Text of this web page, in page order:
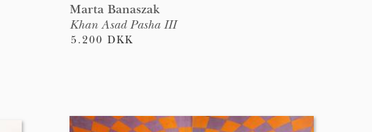
Marta Banaszak
Khan Asad Pasha III
5.200 DKK